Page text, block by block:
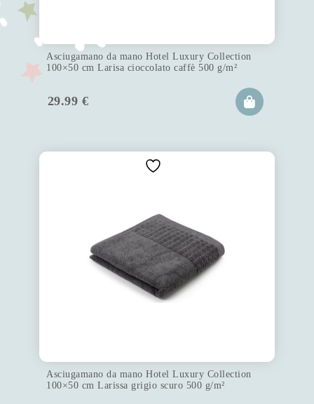
Asciugamano da mano Hotel Luxury Collection
100×50 cm Larisa cioccolato caffè 500 g/m²
29.99 €
Asciugamano da mano Hotel Luxury Collection
100×50 cm Larissa grigio scuro 500 g/m²